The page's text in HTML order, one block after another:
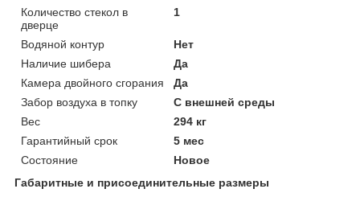
Количество стекол в
дверце
1
Водяной контур
Нет
Наличие шибера
Да
Камера двойного сгорания
Да
Забор воздуха в топку
С внешней среды
Вес
294 кг
Гарантийный срок
5 мес
Состояние
Новое
Габаритные и присоединительные размеры